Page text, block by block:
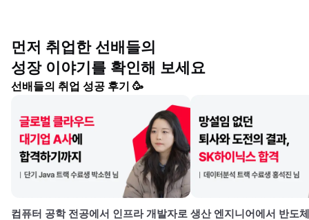
먼저 취업한 선배들의
성장 이야기를 확인해 보세요
선배들의 취업 성공 후기 🥳
컴퓨터 공학 전공에서 인프라 개발자로 생산 엔지니어에서 반도